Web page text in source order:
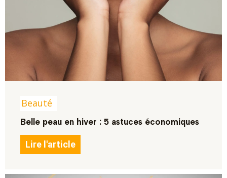
Beauté
Belle peau en hiver : 5 astuces économiques
Lire l'article